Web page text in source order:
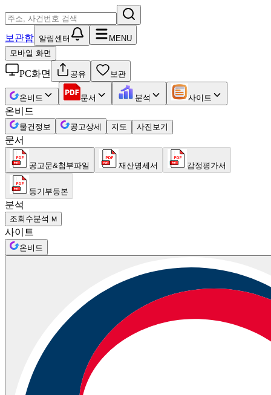
보관함 알림센터
MENU
모바일 화면
PC화면 공유 보관
온비드 문서 분석 사이트
온비드
물건정보 공고상세 지도 사진보기
문서
공고문&첨부파일 재산명세서 감정평가서
등기부등본
분석
조회수분석 M
사이트
온비드